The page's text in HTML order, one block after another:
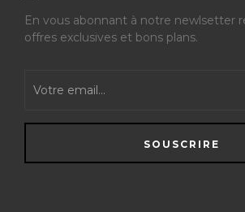
En vous abonnant à notre newlsetter
offres exclusives et bons plans.
SOUSCRIRE